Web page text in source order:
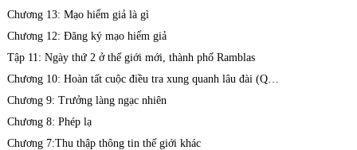
Chương 13: Mạo hiểm giả là gì
Chương 12: Đăng ký mạo hiểm giả
Tập 11: Ngày thứ 2 ở thế giới mới, thành phố Ramblas
Chương 10: Hoàn tất cuộc điều tra xung quanh lâu đài (Quái vật bị tiêu diệt)
Chương 9: Trưởng làng ngạc nhiên
Chương 8: Phép lạ
Chương 7:Thu thập thông tin thế giới khác